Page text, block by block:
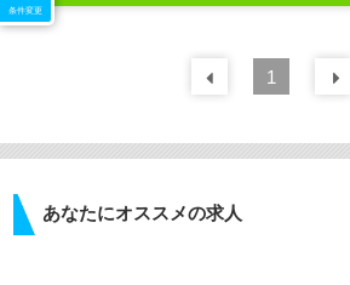
前の 件
1
あなたにオススメの求人
条件変更